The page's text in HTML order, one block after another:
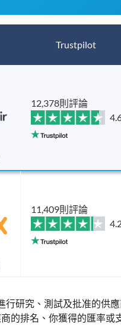
Trustpilot
12,378則評論
11,409則評論
行研究、測試及批准的供
的排名、你獲得的匯率或